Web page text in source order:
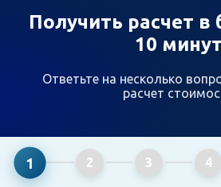
Получить расчет
10 минут
Ответьте на несколько
расчет
1 2 3 4